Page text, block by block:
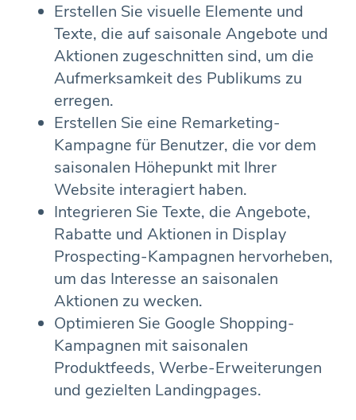
Erstellen Sie visuelle Elemente und
Texte, die auf saisonale Angebote und
Aktionen zugeschnitten sind, um die
Aufmerksamkeit des Publikums zu
erregen.
Erstellen Sie eine Remarketing-
Kampagne für Benutzer, die vor dem
saisonalen Höhepunkt mit Ihrer
Website interagiert haben.
Integrieren Sie Texte, die Angebote,
Rabatte und Aktionen in Display
Prospecting-Kampagnen hervorheben,
um das Interesse an saisonalen
Aktionen zu wecken.
Optimieren Sie Google Shopping-
Kampagnen mit saisonalen
Produktfeeds, Werbe-Erweiterungen
und gezielten Landingpages.